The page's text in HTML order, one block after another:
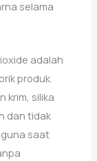
selama
adalah
produk.
krim, silika
dan tidak
saat